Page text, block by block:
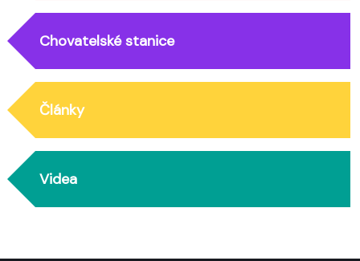
Chovatelské stanice
Články
Videa